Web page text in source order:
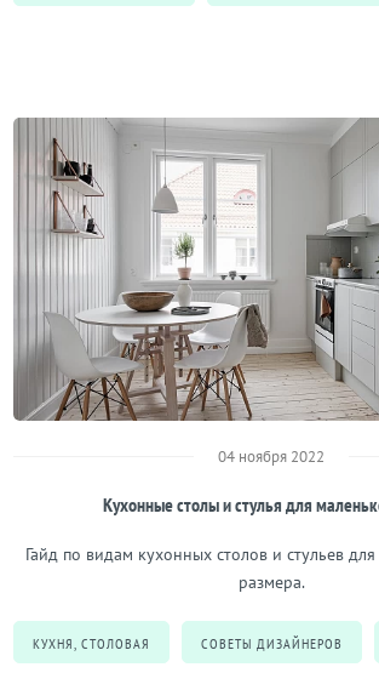
04 ноября 2022
Кухонные столы и стулья для
Гайд по видам кухонных столов и стульев
размера.
КУХНЯ, СТОЛОВАЯ СОВЕТЫ ДИЗАЙНЕРОВ